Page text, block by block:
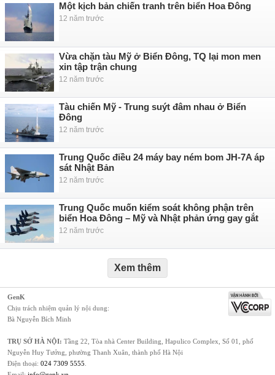
Một kịch bản chiến tranh trên biển Hoa Đông
12 năm trước
Vừa chặn tàu Mỹ ở Biển Đông, TQ lại mon men
xin tập trận chung
12 năm trước
Tàu chiến Mỹ - Trung suýt đâm nhau ở Biển
Đông
12 năm trước
Trung Quốc điều 24 máy bay ném bom JH-7A áp
sát Nhật Bản
12 năm trước
Trung Quốc muốn kiểm soát không phận trên
biển Hoa Đông – Mỹ và Nhật phản ứng gay gắt
12 năm trước
Xem thêm
GenK
Chịu trách nhiệm quản lý nội dung:
Bà Nguyễn Bích Minh
TRỤ SỞ HÀ NỘI: Tầng 22, Tòa nhà Center Building, Hapulico Complex, Số 01, phố
Nguyễn Huy Tưởng, phường Thanh Xuân, thành phố Hà Nội
Điện thoại: 024 7309 5555